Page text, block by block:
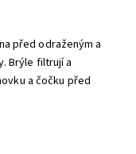
před odraženým a
Brýle filtrují a
a čočku před